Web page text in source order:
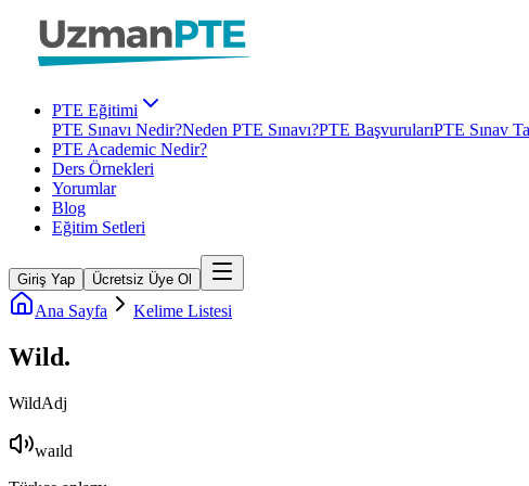
PTE Eğitimi
PTE Sınavı Nedir?Neden PTE Sınavı?PTE BaşvurularıPTE Sınav
PTE Academic Nedir?
Ders Örnekleri
Yorumlar
Blog
Eğitim Setleri
Giriş Yap Ücretsiz Üye Ol
Ana Sayfa Kelime Listesi
Wild.
WildAdj
waɪld